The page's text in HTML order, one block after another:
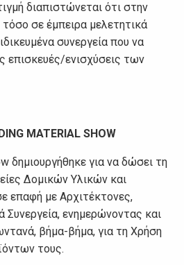
διαπιστώνεται ότι στην
σε έμπειρα μελετητικά
συνεργεία που να
επισκευές/ενισχύσεις των
MATERIAL SHOW
δημιουργήθηκε για να δώσει τη
Δομικών Υλικών και
επαφή με Αρχιτέκτονες,
Συνεργεία, ενημερώνοντας και
βήμα-βήμα, για τη Χρήση
τους.